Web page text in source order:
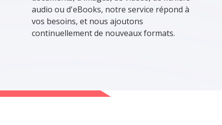
audio ou d'eBooks, notre service répond à
vos besoins, et nous ajoutons
continuellement de nouveaux formats.